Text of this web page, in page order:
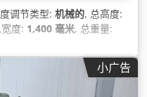
调节类型: 机械的, 总高度:
度: 1,400 毫米, 总重量:
小广告